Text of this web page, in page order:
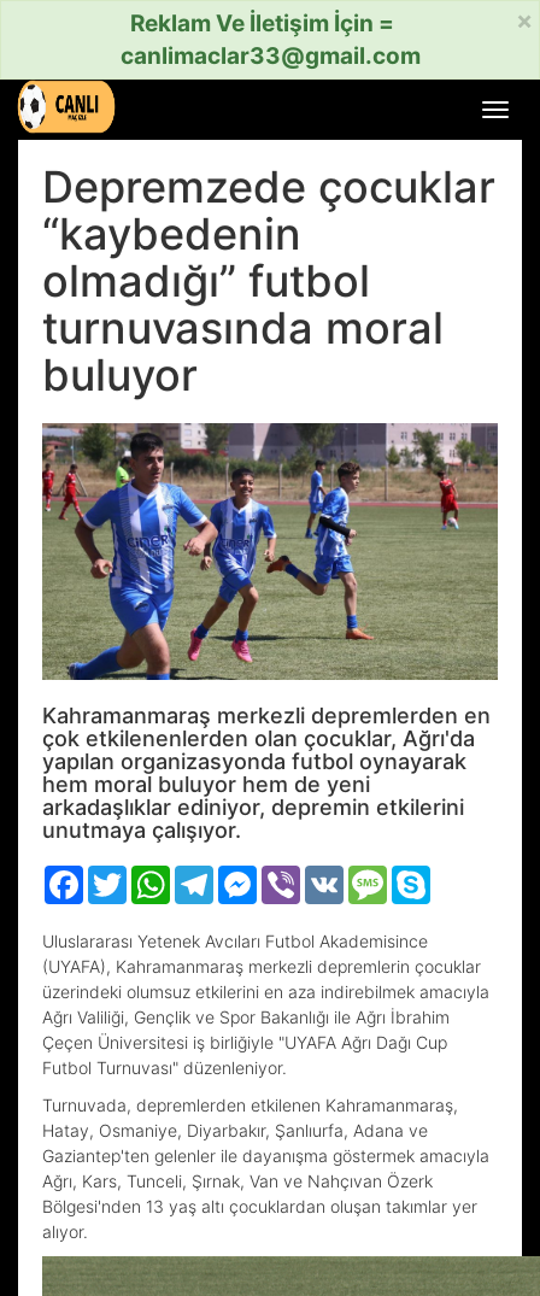
×
Reklam Ve İletişim İçin =
canlimaclar33@gmail.com
aç
Depremzede çocuklar
“kaybedenin
olmadığı” futbol
turnuvasında moral
buluyor
Kahramanmaraş merkezli depremlerden en
çok etkilenenlerden olan çocuklar, Ağrı'da
yapılan organizasyonda futbol oynayarak
hem moral buluyor hem de yeni
arkadaşlıklar ediniyor, depremin etkilerini
unutmaya çalışıyor.
Facebook
TwitterWhatsAppTelegramMessenger
Viber VK Message
Uluslararası Yetenek Avcıları Futbol Akademisince
(UYAFA), Kahramanmaraş merkezli depremlerin çocuklar
üzerindeki olumsuz etkilerini en aza indirebilmek amacıyla
Ağrı Valiliği, Gençlik ve Spor Bakanlığı ile Ağrı İbrahim
Çeçen Üniversitesi iş birliğiyle "UYAFA Ağrı Dağı Cup
Futbol Turnuvası" düzenleniyor.
Turnuvada, depremlerden etkilenen Kahramanmaraş,
Hatay, Osmaniye, Diyarbakır, Şanlıurfa, Adana ve
Gaziantep'ten gelenler ile dayanışma göstermek amacıyla
Ağrı, Kars, Tunceli, Şırnak, Van ve Nahçıvan Özerk
Bölgesi'nden 13 yaş altı çocuklardan oluşan takımlar yer
alıyor.